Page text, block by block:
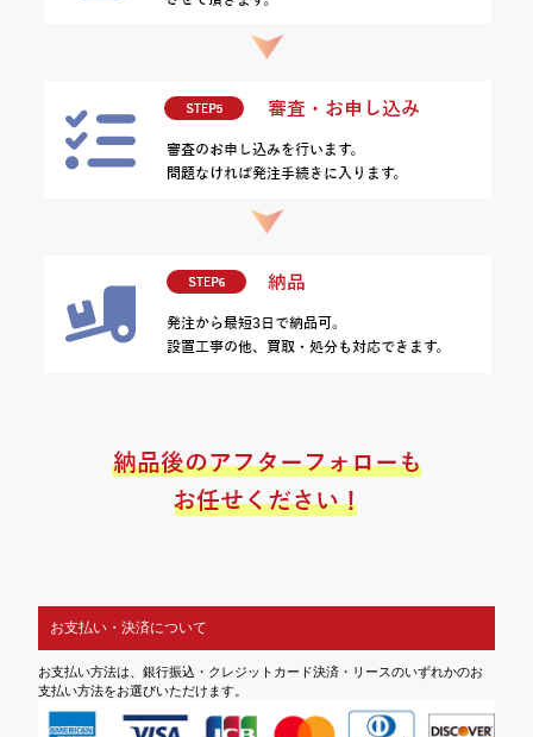
お支払い・決済について
お支払い方法は、銀行振込・クレジットカード決済・リースのいずれかのお
支払い方法をお選びいただけます。